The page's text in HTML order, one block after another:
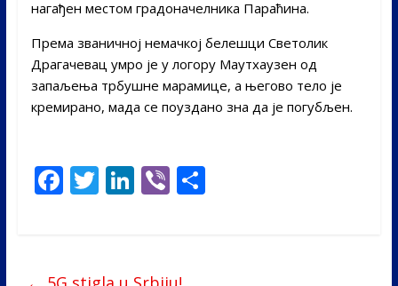
нагађен местом градоначелника Параћина.
Према званичној немачкој белешци Светолик
Драгачевац умро је у логору Маутхаузен од
запаљења трбушне марамице, а његово тело је
кремирано, мада се поуздано зна да је погубљен.
F T Li Vi S